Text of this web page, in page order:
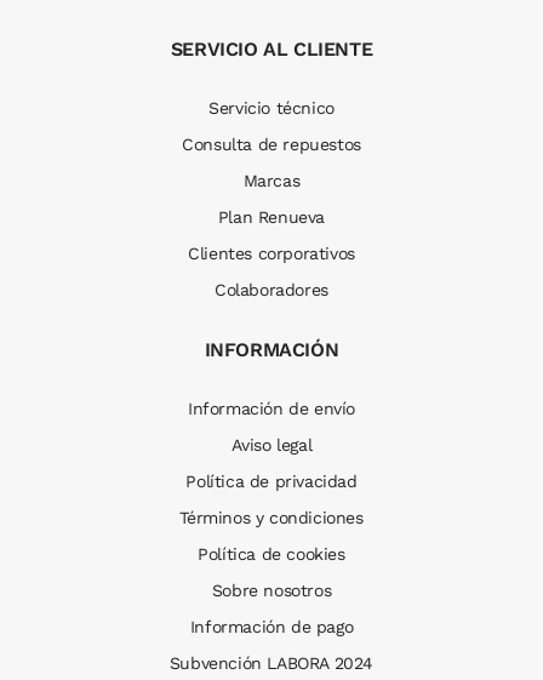
SERVICIO AL CLIENTE
Servicio técnico
Consulta de repuestos
Marcas
Plan Renueva
Clientes corporativos
Colaboradores
INFORMACIÓN
Información de envío
Aviso legal
Política de privacidad
Términos y condiciones
Política de cookies
Sobre nosotros
Información de pago
Subvención LABORA 2024